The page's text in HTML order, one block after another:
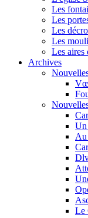
Les
Les
Les
Les
Les aires
Archives
Un
Au
Le